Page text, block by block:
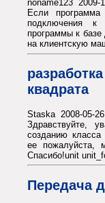
noname123 2009-
Если
подключения
программы к
на клиентскую
квадрата
Staska 2008-05-
Здравствуйте,
созданию класса
ее пожалуйста,
Спасибо!unit
Передача